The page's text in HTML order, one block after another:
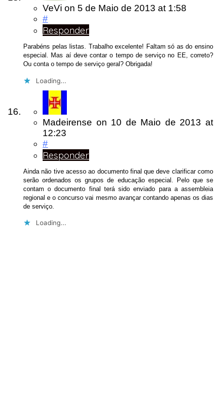
VeVi on 5 de Maio de 2013 at 1:58
#
Responder
Parabéns pelas listas. Trabalho excelente! Faltam só as do ensino
especial. Mas aí deve contar o tempo de serviço no EE, correto?
Ou conta o tempo de serviço geral? Obrigada!
Loading...
Madeirense on 10 de Maio de 2013at
12:23
#
Responder
Ainda não tive acesso ao documento final que deve clarificar como
serão ordenados os grupos de educação especial. Pelo que se
contam o documento final terá sido enviado para a assembleia
regional e o concurso vai mesmo avançar contando apenas os dias
de serviço.
Loading...